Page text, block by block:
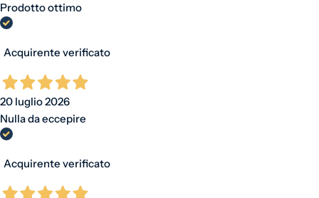
Prodotto ottimo
Acquirente verificato
20 luglio 2026
Nulla da eccepire
Acquirente verificato